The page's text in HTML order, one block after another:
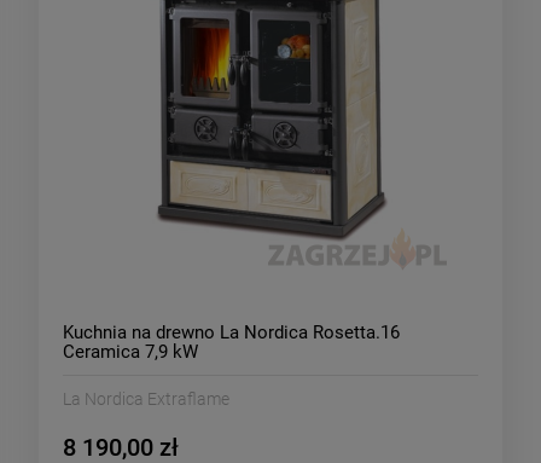
Kuchnia na drewno La Nordica Rosetta.16
Ceramica 7,9 kW
La Nordica Extraflame
8 190,00 zł